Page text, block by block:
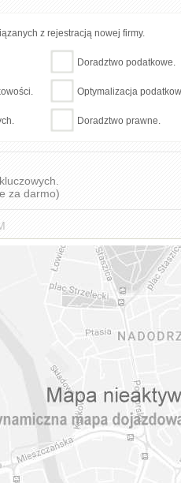
z rejestracją nowej firmy.
Doradztwo podatkowe.
Optymalizacja
Doradztwo prawne.
za darmo)